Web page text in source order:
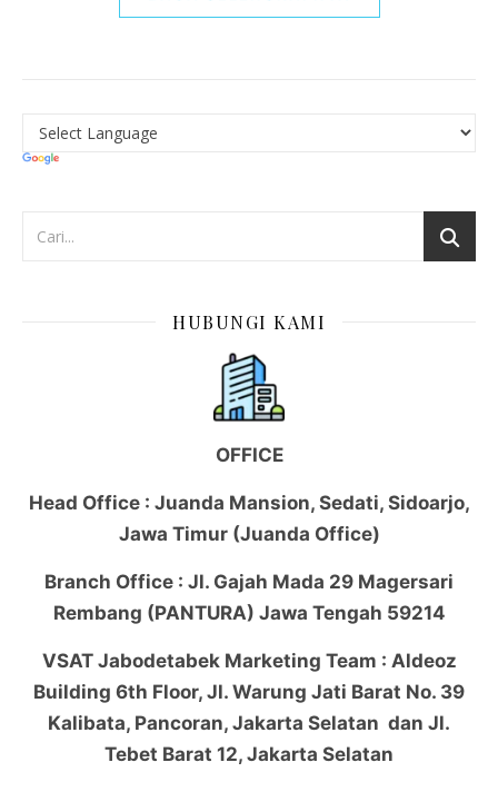
HUBUNGI KAMI
OFFICE
Head Office : Juanda Mansion, Sedati, Sidoarjo,
Jawa Timur (Juanda Office)
Branch Office : Jl. Gajah Mada 29 Magersari
Rembang (PANTURA) Jawa Tengah 59214
VSAT Jabodetabek Marketing Team : Aldeoz
Building 6th Floor, Jl. Warung Jati Barat No. 39
Kalibata, Pancoran, Jakarta Selatan dan Jl.
Tebet Barat 12, Jakarta Selatan